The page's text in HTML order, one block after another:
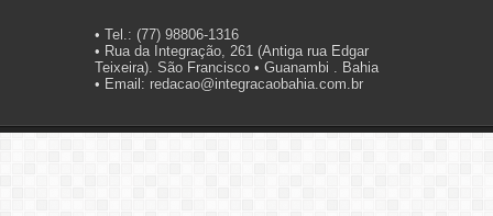
• Tel.: (77) 98806-1316
• Rua da Integração, 261 (Antiga rua Edgar
Teixeira). São Francisco • Guanambi . Bahia
• Email: redacao@integracaobahia.com.br